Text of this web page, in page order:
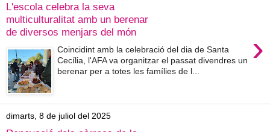
L'escola celebra la seva
multiculturalitat amb un berenar
de diversos menjars del món
›
Coincidint amb la celebració del dia de Santa
Cecília, l'AFA va organitzar el passat divendres un
berenar per a totes les famílies de l...
dimarts, 8 de juliol del 2025